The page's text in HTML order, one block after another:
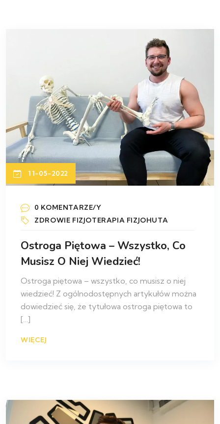
11-05-2022
0 KOMENTARZE/Y
ZDROWIE FIZJOTERAPIA FIZJOHUTA
Ostroga Piętowa – Wszystko, Co
Musisz O Niej Wiedzieć!
Ostroga piętowa – wszystko, co musisz o niej
wiedzieć! Z ogólnodostępnych artykułów można
dowiedzieć się, że tytułowa ostroga piętowa to
[…]
WIĘCEJ